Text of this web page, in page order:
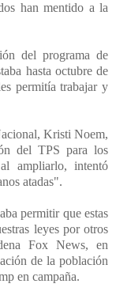
han mentido a la
del programa de
hasta octubre de
permitía trabajar y
Kristi Noem,
del TPS para los
ampliarlo, intentó
atadas".
permitir que estas
leyes por otros
Fox News, en
de la población
en campaña.